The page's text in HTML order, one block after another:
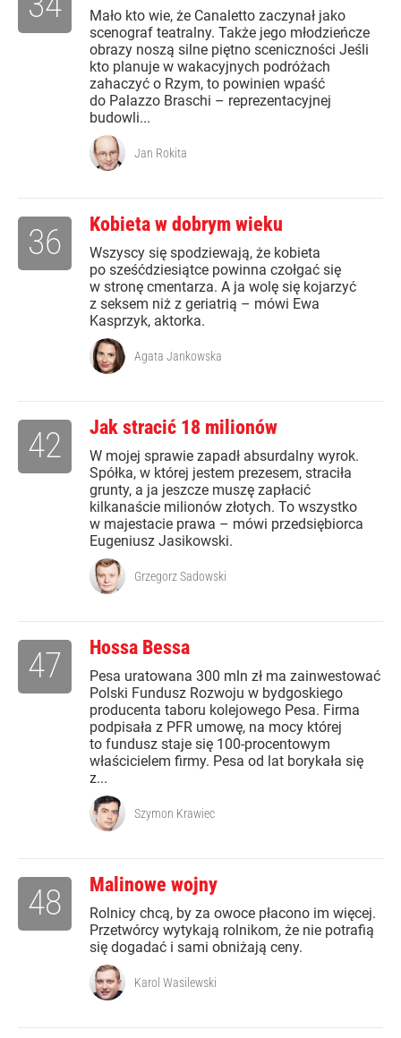
Mało kto wie, że Canaletto zaczynał jako
scenograf teatralny. Także jego młodzieńcze
obrazy noszą silne piętno sceniczności Jeśli
kto planuje w wakacyjnych podróżach
zahaczyć o Rzym, to powinien wpaść
do Palazzo Braschi – reprezentacyjnej
budowli...
Jan Rokita
Kobieta w dobrym wieku
Wszyscy się spodziewają, że kobieta
po sześćdziesiątce powinna czołgać się
w stronę cmentarza. A ja wolę się kojarzyć
z seksem niż z geriatrią – mówi Ewa
Kasprzyk, aktorka.
36
Agata Jankowska
Jak stracić 18 milionów
W mojej sprawie zapadł absurdalny wyrok.
Spółka, w której jestem prezesem, straciła
grunty, a ja jeszcze muszę zapłacić
kilkanaście milionów złotych. To wszystko
w majestacie prawa – mówi przedsiębiorca
Eugeniusz Jasikowski.
42
Grzegorz Sadowski
Hossa Bessa
Pesa uratowana 300 mln zł ma zainwestować
Polski Fundusz Rozwoju w bydgoskiego
producenta taboru kolejowego Pesa. Firma
podpisała z PFR umowę, na mocy której
to fundusz staje się 100-procentowym
właścicielem firmy. Pesa od lat borykała się
z...
47
Szymon Krawiec
Malinowe wojny
Rolnicy chcą, by za owoce płacono im więcej.
Przetwórcy wytykają rolnikom, że nie potrafią
się dogadać i sami obniżają ceny.
48
Karol Wasilewski